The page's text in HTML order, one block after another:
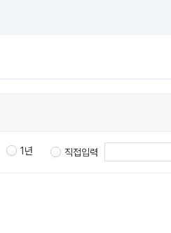
1년 직접입력